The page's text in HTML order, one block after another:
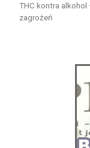
THC kontra alkohol
zagrożeń